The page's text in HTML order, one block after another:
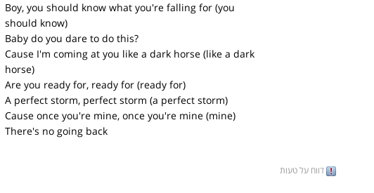
Boy, you should know what you're falling for (you
should know)
Baby do you dare to do this?
Cause I'm coming at you like a dark horse (like a dark
horse)
Are you ready for, ready for (ready for)
A perfect storm, perfect storm (a perfect storm)
Cause once you're mine, once you're mine (mine)
There's no going back
דווח על טעות